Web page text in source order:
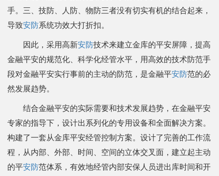
手。三、技防、人防、物防三者没有切实有机的结合起来，
导致安防系统功效大打折扣。
因此，采用高新安防技术来建立金库的平安屏障，提高
金融平安的规范化、科学化经管水平，用高效的技术防范手
段对金融平安实行事前的主动的防范，是金融平安防范的必
然发展趋势。
结合金融平安的实际需要和技术发展趋势，在金融平安
专家的指导下，设计出系列化的专用设备和全面解决方案。
构建了一套从金库平安经管控制方案。设计了完善的工作流
程，从内部、外部、时间、空间的立体交叉面，建立起主动
的平安防范体系，有效地经管内部安保人员进出库时间和开